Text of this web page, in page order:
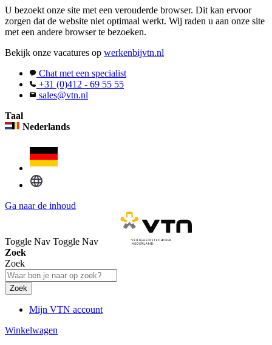
U bezoekt onze site met een verouderde browser. Dit kan ervoor
zorgen dat de website niet optimaal werkt. Wij raden u aan onze site
met een andere browser te bezoeken.
Bekijk onze vacatures op werkenbijvtn.nl
Chat met een specialist
+31 (0)412 - 69 55 55
sales@vtn.nl
Taal
Nederlands
Ga naar de inhoud
Toggle Nav Toggle Nav
Zoek
Zoek
Zoek
Mijn VTN account
Winkelwagen